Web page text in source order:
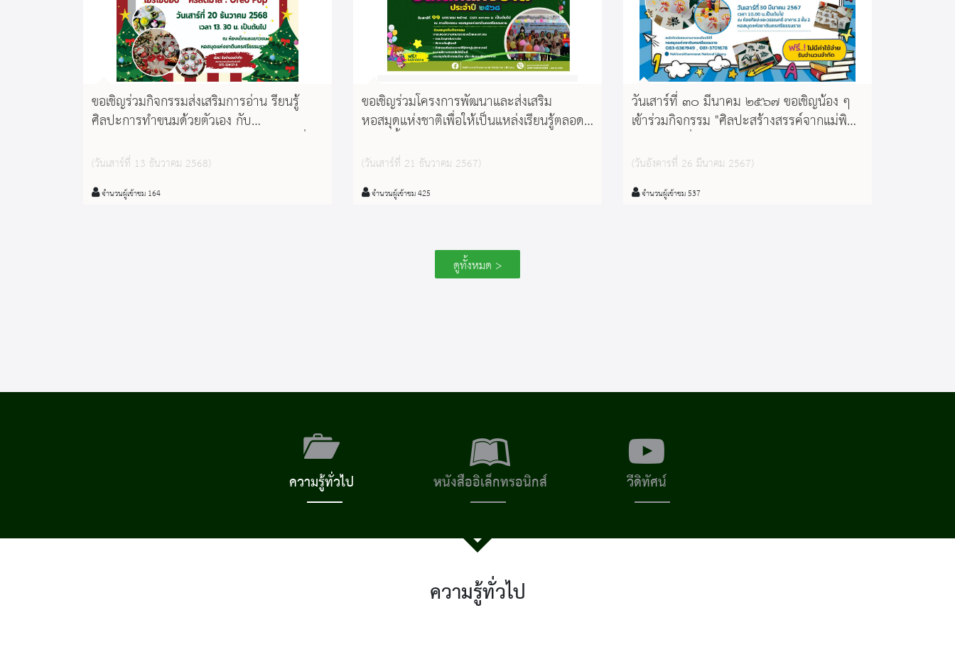
ขอเชิญร่วมกิจกรรมส่งเสริมการอ่าน รียนรู้
ศิลปะการทำขนมด้วยตัวเอง กับ
20 ธันวาคม 2568 กิจกรรม "โอรีโอ้ป๊อป"
สมัครได้ตั้งแต่วันนี้เป็นต้นไป
(วันเสาร์ที่ 13 ธันวาคม 2568)
จำนวนผู้เข้าชม 164
ขอเชิญร่วมโครงการพัฒนาและส่งเสริม
หอสมุดแห่งชาติเพื่อให้เป็นแหล่งเรียนรู้ตลอด
๒๕๖๘ เนื่องในวันเด็กแห่งชาติ วันเสาร์ที่ ๑๑
นครศรีธรรมราช ตั้งแต่เวลา ๐๗.๓๐ น.
(วันเสาร์ที่ 21 ธันวาคม 2567)
จำนวนผู้เข้าชม 425
วันเสาร์ที่ ๓๐ มีนาคม ๒๕๖๗ ขอเชิญน้อง ๆ
เข้าร่วมกิจกรรม "ศิลปะสร้างสรรค์จากแม่พิมพ์
ฟรี รับจำนวนจำกัด
(วันอังคารที่ 26 มีนาคม 2567)
จำนวนผู้เข้าชม 537
ดูทั้งหมด >
ความรู้ทั่วไป หนังสืออิเล็กทรอนิกส์ วีดิทัศน์
ความรู้ทั่วไป